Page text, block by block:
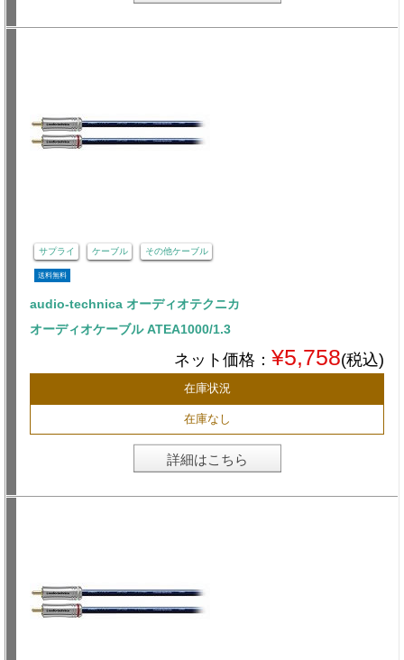
サプライ ケーブル その他ケーブル
送料無料
audio-technica オーディオテクニカ
オーディオケーブル ATEA1000/1.3
ネット価格： ¥5,758(税込)
在庫状況
在庫なし
詳細はこちら